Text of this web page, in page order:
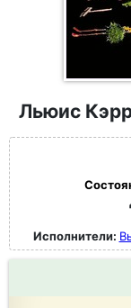
Льюис
Исполнители: